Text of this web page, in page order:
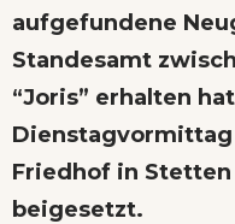
aufgefundene
Standesamt
“Joris” erhalten
Friedhof in
beigesetzt.